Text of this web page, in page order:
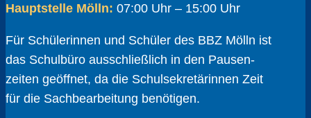
Hauptstelle Mölln: 07:00 Uhr – 15:00 Uhr
Für Schülerinnen und Schüler des BBZ Mölln ist
das Schulbüro ausschließlich in den Pausen­
zeiten geöffnet, da die Schul­sekretärinnen Zeit
für die Sach­bear­beitung benötigen.